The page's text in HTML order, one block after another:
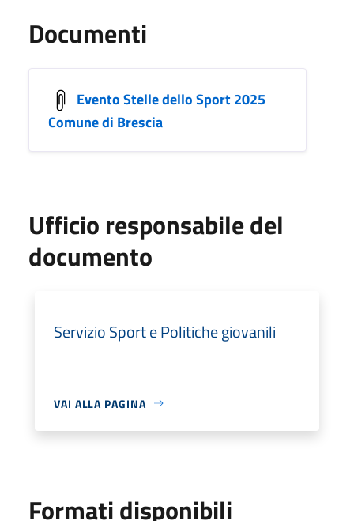
Documenti
Evento Stelle dello Sport 2025
Comune di Brescia
Ufficio responsabile del
documento
Servizio Sport e Politiche giovanili
VAI ALLA PAGINA
Formati disponibili